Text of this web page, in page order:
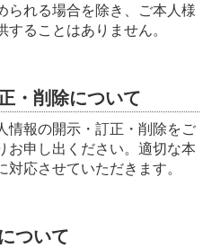
られる場合を除き、ご本人様
ることはありません。
・削除について
情報の開示・訂正・削除をご
お申し出ください。適切な本
対応させていただきます。
ついて